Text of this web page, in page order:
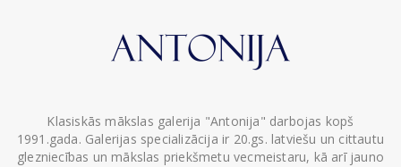
Klasiskās mākslas galerija "Antonija" darbojas kopš
1991.gada. Galerijas specializācija ir 20.gs. latviešu un cittautu
glezniecības un mākslas priekšmetu vecmeistaru, kā arī jauno